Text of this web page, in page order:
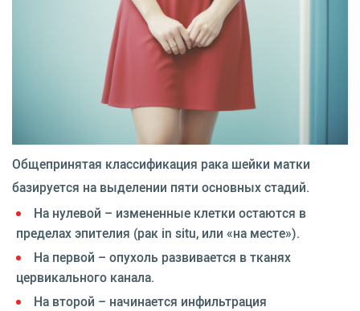
Общепринятая классификация рака шейки матки
базируется на выделении пяти основных стадий.
На нулевой – измененные клетки остаются в
пределах эпителия (рак in situ, или «на месте»).
На первой – опухоль развивается в тканях
цервикального канала.
На второй – начинается инфильтрация